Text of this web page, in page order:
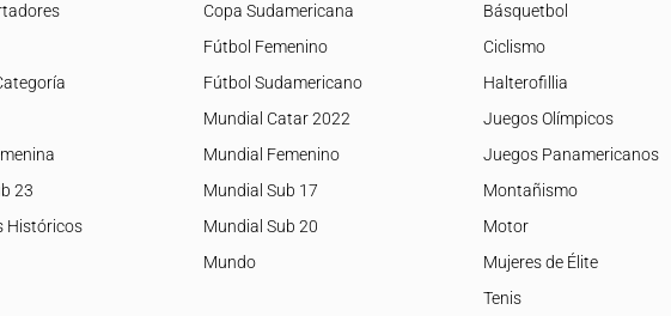
23
Históricos
Copa Sudamericana
Fútbol Femenino
Fútbol Sudamericano
Mundial Catar 2022
Mundial Femenino
Mundial Sub 17
Mundial Sub 20
Mundo
Básquetbol
Ciclismo
Halterofillia
Juegos Olímpicos
Juegos Panamericanos
Montañismo
Motor
Mujeres de Élite
Tenis